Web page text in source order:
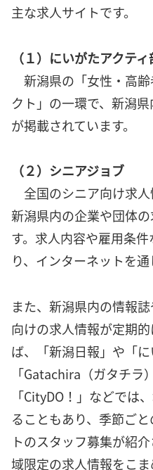
主な求人サイトです。
（１）にいがたアクティ
新潟県の「女性・高
クト」の一環で、新潟
が掲載されています。
（２）シニアジョブ
全国のシニア向け求人
新潟県内の企業や団体
す。求人内容や雇用条
り、インターネットを通
また、新潟県内の情報
向けの求人情報が定期
ば、「新潟日報」や「に
「Gatachira（ガタチラ
「CityDO！」などでは
ることもあり、季節ご
トのスタッフ募集が紹
域限定の求人情報をこま